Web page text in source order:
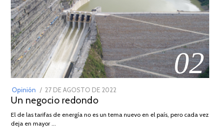
02
Opinión
POSTED
ON
27 DE AGOSTO DE 2022
DE
Un negocio redondo
El de las tarifas de energía no es un tema nuevo en el país, pero cada vez
deja en mayor …